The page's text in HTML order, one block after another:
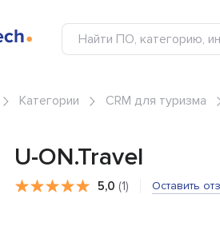
Категории CRM для туризма
U-ON.Travel
5,0 (1) Оставить